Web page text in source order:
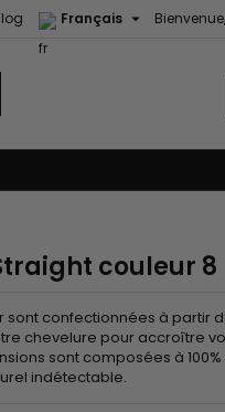
Bienvenue,
Français 
couleur 8
sont confectionnées à partir
chevelure pour accroître
sont composées à
indétectable.